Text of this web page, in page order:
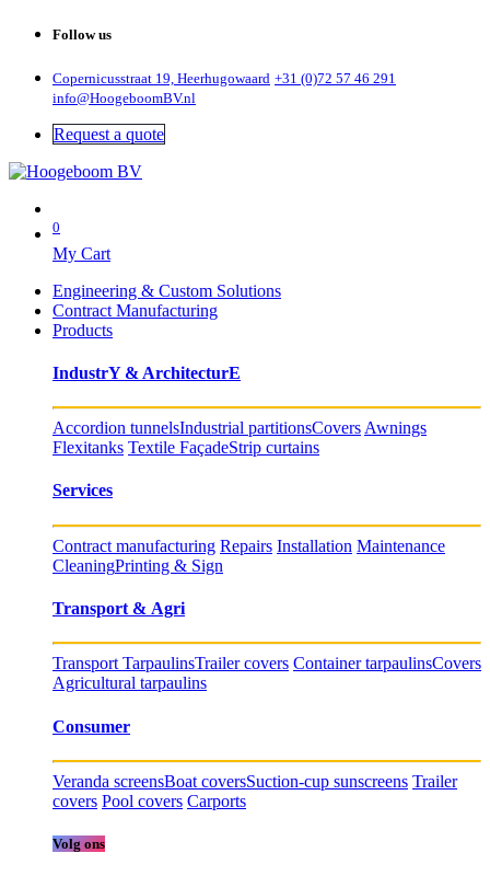
Follow us
Copernicusstraat 19, Heerhugowaard +31 (0)72 57 46 291
info@HoogeboomBV.nl
Request a quote
0
My Cart
Engineering & Custom Solutions
Contract Manufacturing
Products
IndustrY & ArchitecturE
Accordion tunnelsIndustrial partitionsCovers Awnings
Flexitanks Textile FaçadeStrip curtains
Services
Contract manufacturing Repairs Installation Maintenance
CleaningPrinting & Sign
Transport & Agri
Transport TarpaulinsTrailer covers Container tarpaulinsCovers
Agricultural tarpaulins
Consumer
Veranda screensBoat coversSuction-cup sunscreens Trailer
covers Pool covers Carports
Volg ons